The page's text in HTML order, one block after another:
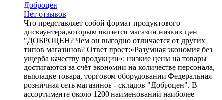
Доброцен
Нет отзывов
Что представляет собой формат продуктового
дискаунтера,которым является магазин низких цен
"ДОБРОЦЕН? Чем он выгодно отличается от других
типов магазинов? Ответ прост:«Разумная экономия без
ущерба качеству продукции»: низкие цены на товары
достигаются за счёт экономии на количестве персонала,
выкладке товара, торговом оборудовании.Федеральная
розничная сеть магазинов - складов "Доброцен". В
ассортименте около 1200 наименований наиболее